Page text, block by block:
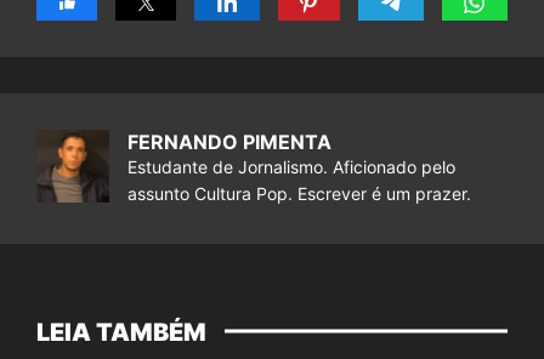
FERNANDO PIMENTA
Estudante de Jornalismo. Aficionado pelo
assunto Cultura Pop. Escrever é um prazer.
LEIA TAMBÉM